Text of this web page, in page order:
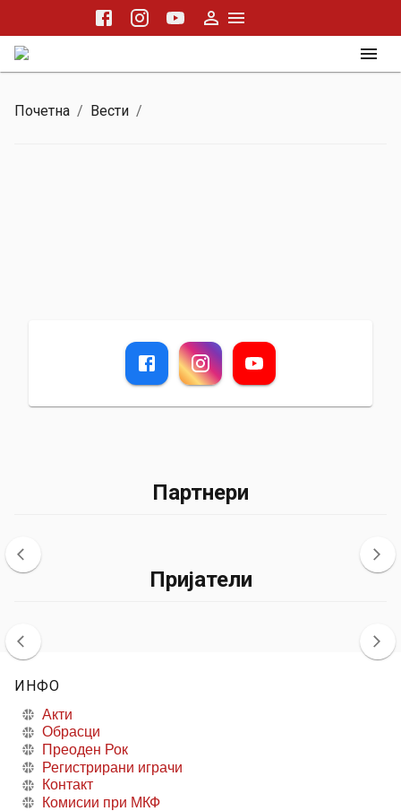
Почетна / Вести /
Партнери
Пријатели
ИНФО
Акти
Обрасци
Преоден Рок
Регистрирани играчи
Контакт
Комисии при МКФ